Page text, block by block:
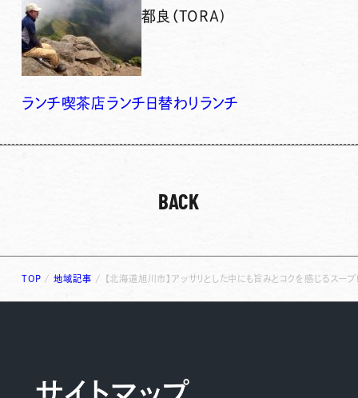
都良（TORA)
ランチ喫茶店ランチ 日替わりランチ
BACK
TOP /地域記事 / 【北海道旭川市】アッサリとした中にも旨みとコクを感じるスー